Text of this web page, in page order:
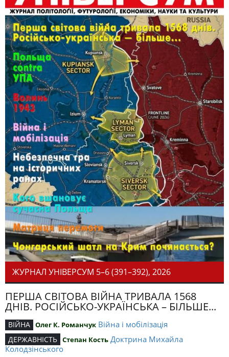
ЖУРНАЛ УНІВЕРСУМ 5–6 (391–392), 2026
ПЕРША СВІТОВА ВІЙНА ТРИВАЛА 1568
ДНІВ. РОСІЙСЬКО-УКРАЇНСЬКА – БІЛЬШЕ...
ВІЙНА Олег К. Романчук Війна і мобілізація
ДЕРЖАВНІСТЬ Степан Кость Доктрина Михайла
Колодзінського